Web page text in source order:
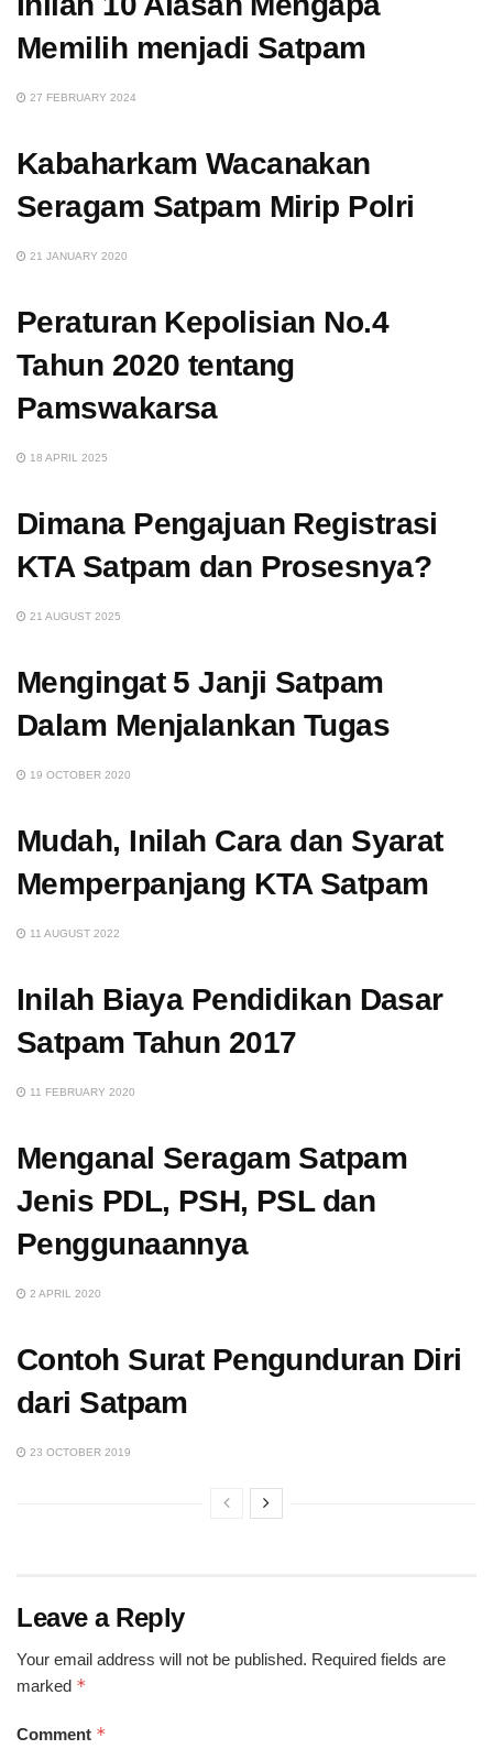
Memilih menjadi Satpam
27 FEBRUARY 2024
Kabaharkam Wacanakan
Seragam Satpam Mirip Polri
21 JANUARY 2020
Peraturan Kepolisian No.4
Tahun 2020 tentang
Pamswakarsa
18 APRIL 2025
Dimana Pengajuan Registrasi
KTA Satpam dan Prosesnya?
21 AUGUST 2025
Mengingat 5 Janji Satpam
Dalam Menjalankan Tugas
19 OCTOBER 2020
Mudah, Inilah Cara dan Syarat
Memperpanjang KTA Satpam
11 AUGUST 2022
Inilah Biaya Pendidikan Dasar
Satpam Tahun 2017
11 FEBRUARY 2020
Menganal Seragam Satpam
Jenis PDL, PSH, PSL dan
Penggunaannya
2 APRIL 2020
Contoh Surat Pengunduran Diri
dari Satpam
23 OCTOBER 2019
Leave a Reply
Your email address will not be published. Required fields are
marked *
Comment *